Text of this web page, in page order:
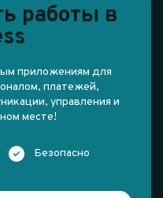
работы в
приложениям для
платежей,
управления и
месте!
Безопасно